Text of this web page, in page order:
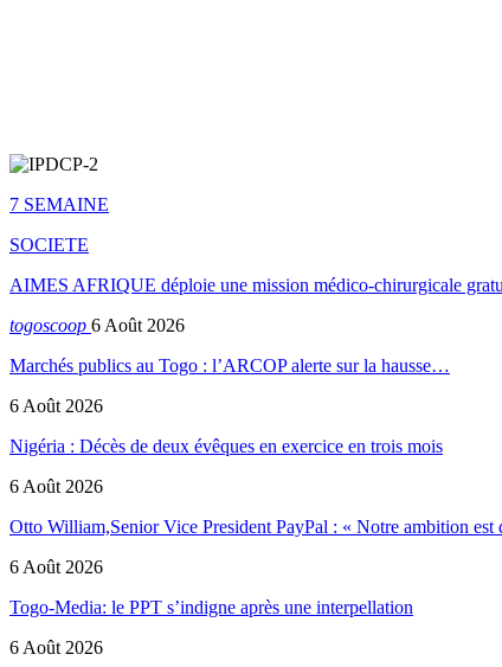
7 SEMAINE
SOCIETE
AIMES AFRIQUE déploie une mission médico-chirurgicale
togoscoop 6 Août 2026
Marchés publics au Togo : l’ARCOP alerte sur la hausse…
6 Août 2026
Nigéria : Décès de deux évêques en exercice en trois mois
6 Août 2026
Otto William,Senior Vice President PayPal : « Notre ambition
6 Août 2026
Togo-Media: le PPT s’indigne après une interpellation
6 Août 2026